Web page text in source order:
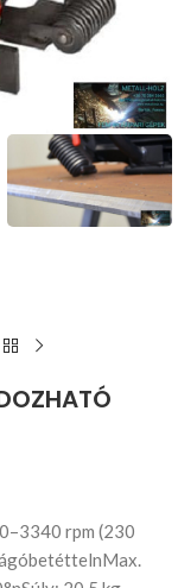
rpm (230